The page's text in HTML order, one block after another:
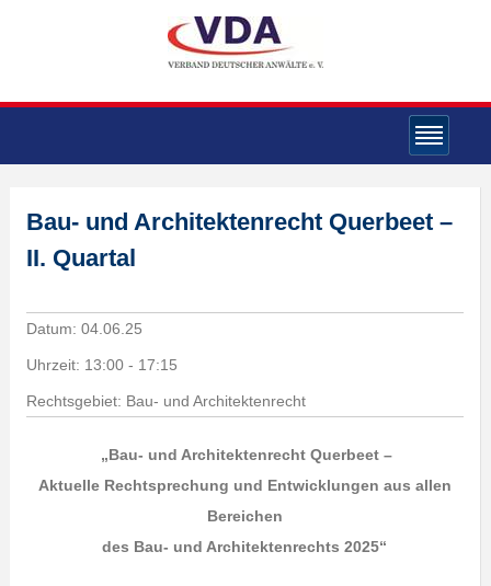
Bau- und Architektenrecht Querbeet –
II. Quartal
Datum: 04.06.25
Uhrzeit: 13:00 - 17:15
Rechtsgebiet: Bau- und Architektenrecht
„Bau- und Architektenrecht Querbeet –
Aktuelle Rechtsprechung und Entwicklungen aus allen
Bereichen
des Bau- und Architektenrechts 2025“